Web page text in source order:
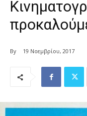
By 19 Νοεμβρίου, 2017